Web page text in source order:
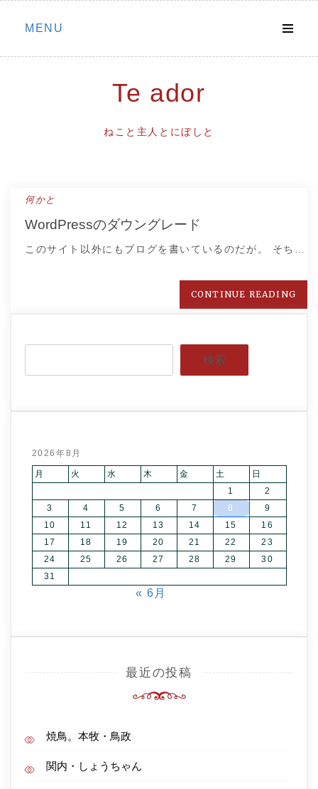
Skip
MENU
Te ador
ねこと主人とにぼしと
何かと
WordPressのダウングレード
このサイト以外にもブログを書いているのだが。 そち…
CONTINUE READING
検索
2026年8月
月 火 水 木 金 土
日
1
2
3
4 5 6 7 8
9
10
11 12 13 14 15
16
17
18 19 20 21 22
23
24
25 26 27 28 29
30
31
« 6月
最近の投稿
焼鳥。本牧・鳥政
関内・しょうちゃん